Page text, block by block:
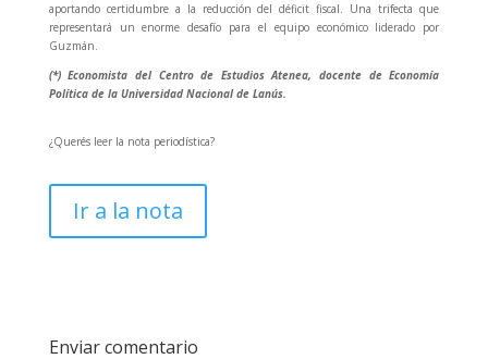
aportando certidumbre a la reducción del déficit fiscal. Una trifecta que
representará un enorme desafío para el equipo económico liderado por
Guzmán.
(*) Economista del Centro de Estudios Atenea, docente de Economía
Política de la Universidad Nacional de Lanús.
¿Querés leer la nota periodística?
Ir a la nota
Enviar comentario